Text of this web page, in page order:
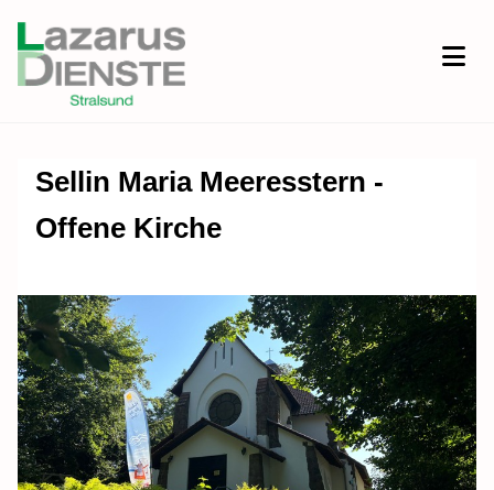
Sellin Maria Meeresstern -
Offene Kirche